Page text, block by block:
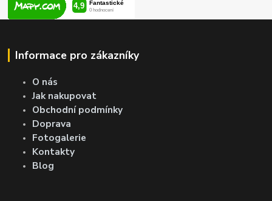
Informace pro zákazníky
O nás
Jak nakupovat
Obchodní podmínky
Doprava
Fotogalerie
Kontakty
Blog